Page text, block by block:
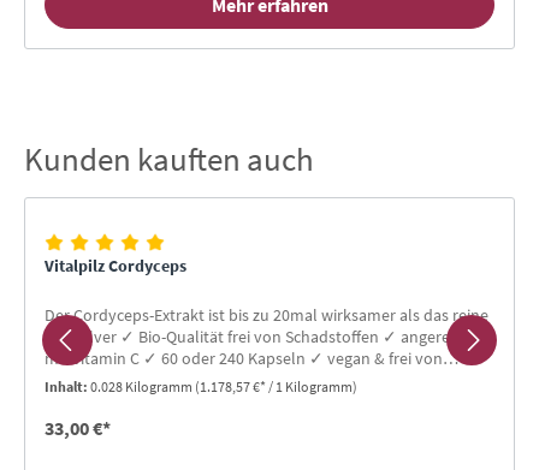
Mehr erfahren
Produktgalerie überspringen
Kunden kauften auch
Vitalpilz Cordyceps
Der Cordyceps-Extrakt ist bis zu 20mal wirksamer als das reine
Pilzpulver ✓ Bio-Qualität frei von Schadstoffen ✓ angereichert
mit Vitamin C ✓ 60 oder 240 Kapseln ✓ vegan & frei von
Gluten & Laktose
Inhalt: 0.028 Kilogramm (1.178,57 €* / 1 Kilogramm)
33,00 €*